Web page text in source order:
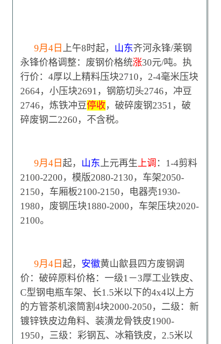
9月4日 上午8时起， 山东齐河永锋/莱钢
永锋价格调整：废钢价格统涨30元/吨。执
行价：4厚以上精料压块2710，2-4毫米压块
2664，小压块2691，钢筋切头2746，冲豆
2746，炼铁冲豆停收，破碎废钢2351，破
碎废钢二2260，不含税。
9月4日 起， 山东 上元再生 上调 ：1-4剪料
2100-2200，模版2080-2130，车架2050-
2150，车厢板2100-2150，电器壳1930-
1980，废钢压块1880-2000，车架压块2020-
2100。
9月4日 起， 安徽黄山歙县四方废钢调
价：破碎原料价格：一级1－3厚工业铁皮、
C型钢电瓶车架、长1.5米以下的4x4以上方
的方管茶机滚筒割4块2000-2050，二级：新
镀锌铁皮边角料、装潢龙骨铁皮1900-
1950，三级：彩钢瓦、冰箱铁皮，2.5米以